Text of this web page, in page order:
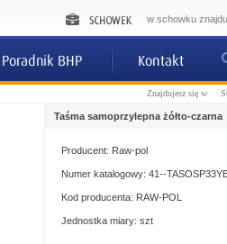
w schowku
Znajdujesz się w
Taśma samoprzylepna żółto-czarna
Producent: Raw-pol
Numer katalogowy: 41--
Kod producenta: RAW-POL
Jednostka miary: szt